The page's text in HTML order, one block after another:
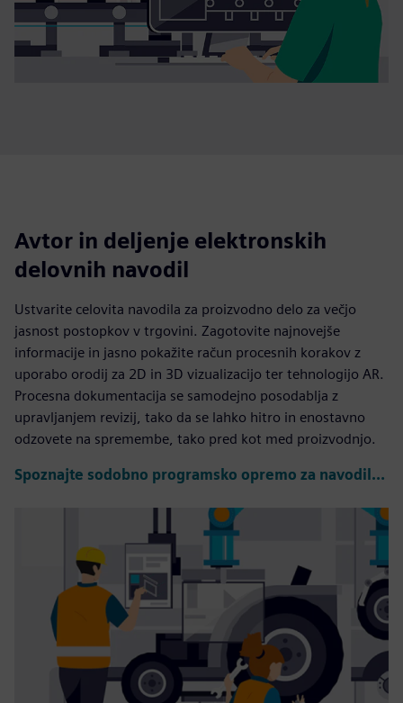
Avtor in deljenje elektronskih
delovnih navodil
Ustvarite celovita navodila za proizvodno delo za večjo
jasnost postopkov v trgovini. Zagotovite najnovejše
informacije in jasno pokažite račun procesnih korakov z
uporabo orodij za 2D in 3D vizualizacijo ter tehnologijo AR.
Procesna dokumentacija se samodejno posodablja z
upravljanjem revizij, tako da se lahko hitro in enostavno
odzovete na spremembe, tako pred kot med proizvodnjo.
Spoznajte sodobno programsko opremo za navodila za delo